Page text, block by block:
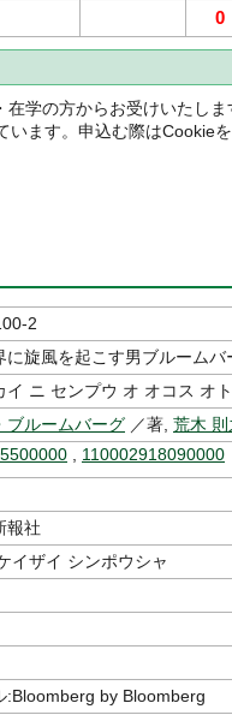
0
在学の方からお受けいたしま
います。申込む際はCookie
2
に旋風を起こす男ブルームバ
イ ニ センプウ オ オコス オ
ブルームバーグ ／著, 荒木 則
110002918090000
報社
イザイ シンポウシャ
:Bloomberg by Bloomberg